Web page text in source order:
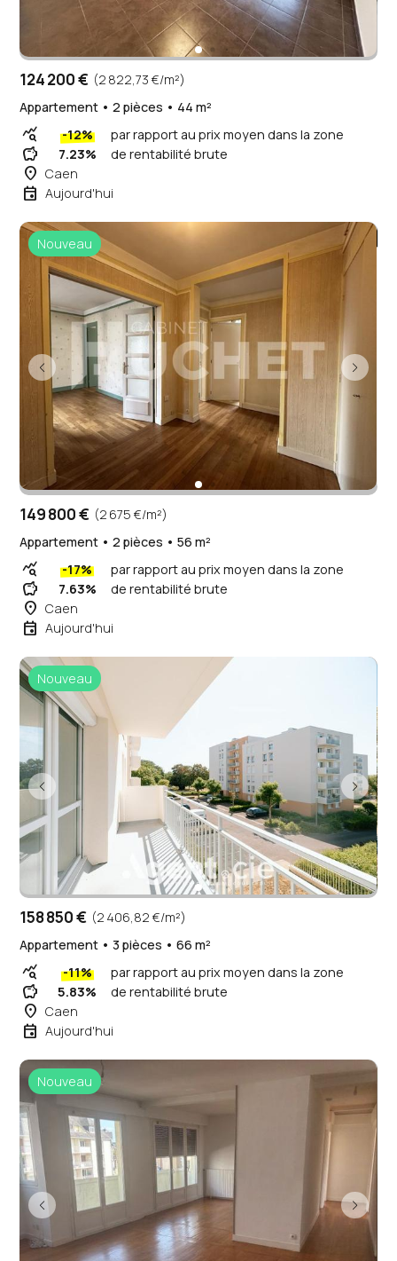
124 200 € (2 822,73 €/m²)
Appartement • 2 pièces • 44 m²
query_stats -12% par rapport au prix moyen dans la zone
savings 7.23% de rentabilité brute
place Caen
event Aujourd'hui
Nouveau
149 800 € (2 675 €/m²)
Appartement • 2 pièces • 56 m²
query_stats -17% par rapport au prix moyen dans la zone
savings 7.63% de rentabilité brute
place Caen
event Aujourd'hui
Nouveau
158 850 € (2 406,82 €/m²)
Appartement • 3 pièces • 66 m²
query_stats -11% par rapport au prix moyen dans la zone
savings 5.83% de rentabilité brute
place Caen
event Aujourd'hui
Nouveau